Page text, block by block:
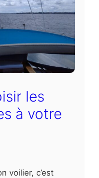
les
à votre
voilier, c’est